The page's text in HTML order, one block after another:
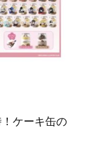
ケーキ缶の